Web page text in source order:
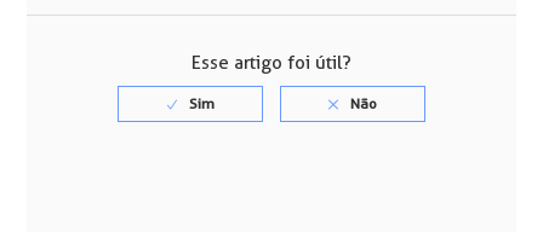
Esse artigo foi útil?